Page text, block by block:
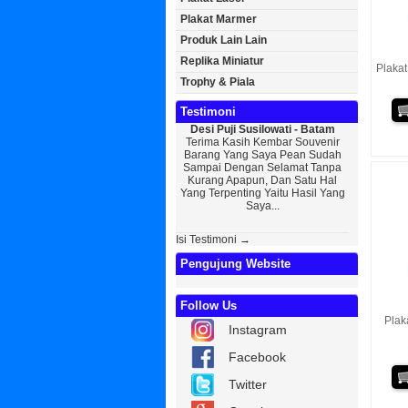
Plakat Marmer
Produk Lain Lain
Replika Miniatur
Trophy & Piala
Testimoni
Desi Puji Susilowati - Batam
Terima Kasih Kembar Souvenir
Barang Yang Saya Pean Sudah
Sampai Dengan Selamat Tanpa
Kurang Apapun, Dan Satu Hal
Yang Terpenting Yaitu Hasil Yang
Saya...
Wisuda
Kembar
Isi Testimoni →
Pengujung Website
Follow Us
Instagram
Facebook
Twitter